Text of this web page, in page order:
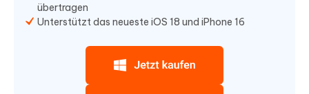
übertragen
Unterstützt das neueste iOS 18 und iPhone 16